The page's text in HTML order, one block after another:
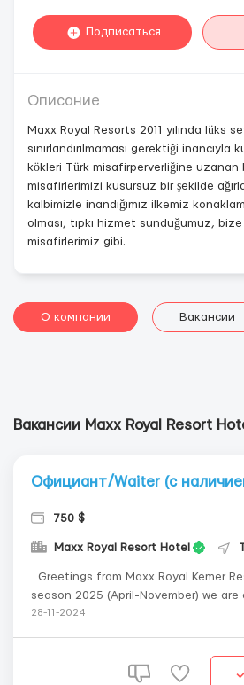
Подписаться
Описание
Maxx Royal Resorts 2011 yılında lüks
sınırlandırılmaması gerektiği inancıyla
kökleri Türk misafirperverliğine uzanan
misafirlerimizi kusursuz bir şekilde
kalbimizle inandığımız ilkemiz
olması, tıpkı hizmet sunduğumuz,
misafirlerimiz gibi.
О компании Вакансии
Вакансии Maxx Royal Resort
Официант/Waiter (с
750 $
Maxx Royal Resort Hotel
season 2025 (April-November) we
dynamic and self motivated Food &
28-11-2024